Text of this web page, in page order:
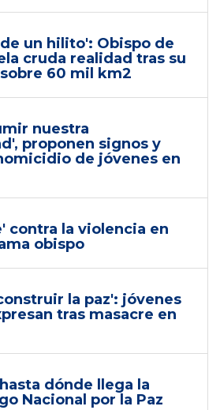
un hilito': Obispo de
cruda realidad tras su
60 mil km2
nuestra
proponen signos y
de jóvenes en
contra la violencia en
obispo
la paz': jóvenes
tras masacre en
dónde llega la
Nacional por la Paz